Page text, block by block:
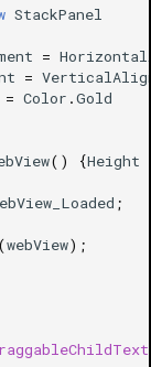
StackPanel
=
=
= Color .Gold
() {Height
;
(webView);